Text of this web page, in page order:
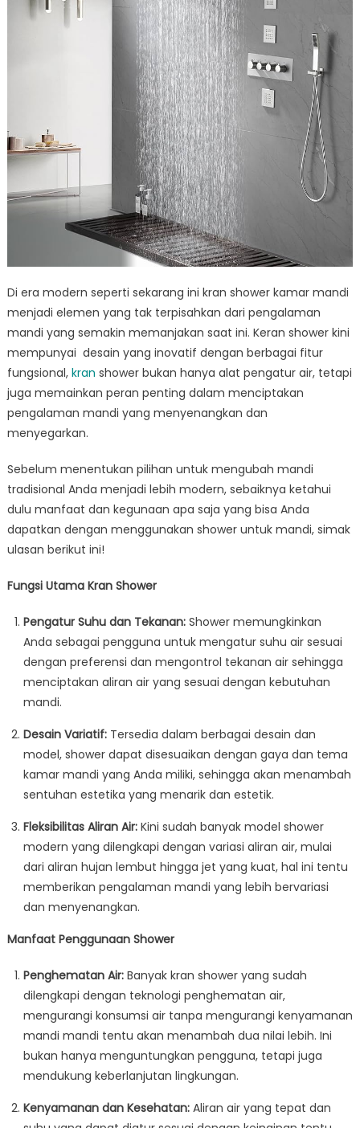
Di era modern seperti sekarang ini kran shower kamar mandi
menjadi elemen yang tak terpisahkan dari pengalaman
mandi yang semakin memanjakan saat ini. Keran shower kini
mempunyai desain yang inovatif dengan berbagai fitur
fungsional, kran shower bukan hanya alat pengatur air, tetapi
juga memainkan peran penting dalam menciptakan
pengalaman mandi yang menyenangkan dan
menyegarkan.
Sebelum menentukan pilihan untuk mengubah mandi
tradisional Anda menjadi lebih modern, sebaiknya ketahui
dulu manfaat dan kegunaan apa saja yang bisa Anda
dapatkan dengan menggunakan shower untuk mandi, simak
ulasan berikut ini!
Fungsi Utama Kran Shower
Pengatur Suhu dan Tekanan:Shower memungkinkan
Anda sebagai pengguna untuk mengatur suhu air sesuai
dengan preferensi dan mengontrol tekanan air sehingga
menciptakan aliran air yang sesuai dengan kebutuhan
mandi.
Desain Variatif:Tersedia dalam berbagai desain dan
model, shower dapat disesuaikan dengan gaya dan tema
kamar mandi yang Anda miliki, sehingga akan menambah
sentuhan estetika yang menarik dan estetik.
Fleksibilitas Aliran Air: Kini sudah banyak model shower
modern yang dilengkapi dengan variasi aliran air, mulai
dari aliran hujan lembut hingga jet yang kuat, hal ini tentu
memberikan pengalaman mandi yang lebih bervariasi
dan menyenangkan.
Manfaat Penggunaan Shower
Penghematan Air:Banyak kran shower yang sudah
dilengkapi dengan teknologi penghematan air,
mengurangi konsumsi air tanpa mengurangi kenyamanan
mandi mandi tentu akan menambah dua nilai lebih. Ini
bukan hanya menguntungkan pengguna, tetapi juga
mendukung keberlanjutan lingkungan.
Kenyamanan dan Kesehatan: Aliran air yang tepat dan